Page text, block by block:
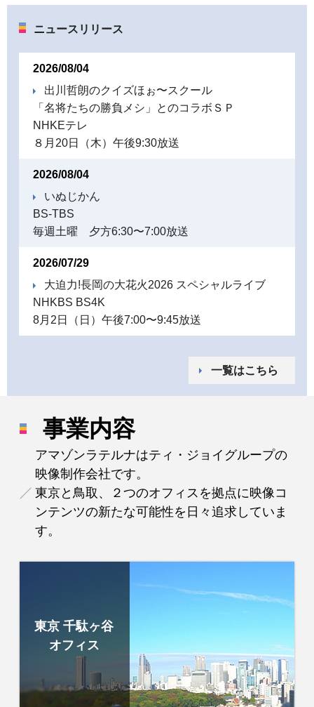
ニュースリリース
2026/08/04
出川哲朗のクイズほぉ〜スクール
「名将たちの勝負メシ」とのコラボＳＰ
NHKEテレ
８月20日（木）午後9:30放送
2026/08/04
いぬじかん
BS-TBS
毎週土曜 夕方6:30〜7:00放送
2026/07/29
大迫力!長岡の大花火2026 スペシャルライブ
NHKBS BS4K
8月2日（日）午後7:00〜9:45放送
一覧はこちら
事業内容
アマゾンラテルナはティ・ジョイグループの
映像制作会社です。
東京と鳥取、２つのオフィスを拠点に映像コ
ンテンツの新たな可能性を日々追求していま
す。
東京 千駄ヶ谷
オフィス